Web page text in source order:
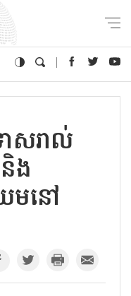
សរាល់
ង
មនៅ